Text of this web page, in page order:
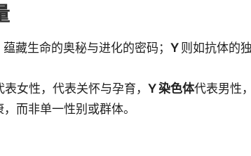
藏生命的奥秘与进化的密码； Y则如抗体的
表女性，代表关怀与孕育， Y 染色体代表男性
而非单一性别或群体。